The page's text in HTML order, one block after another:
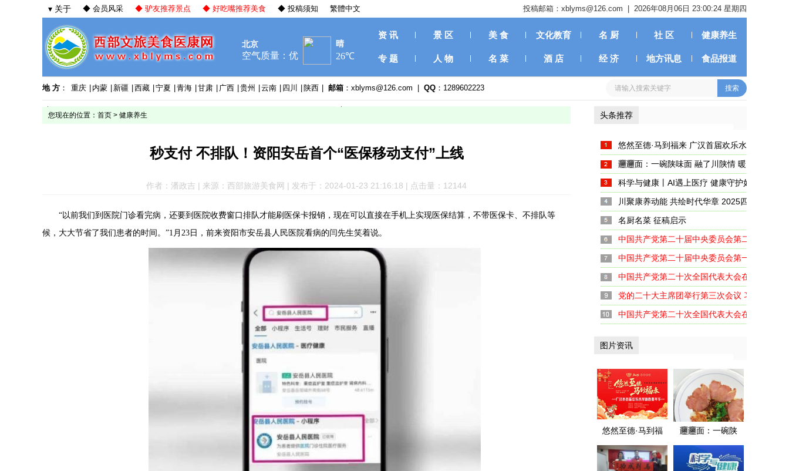
▾ 关于 ◆ 会员风采 ◆ 驴友推荐景点 ◆ 好吃嘴推荐美食 ◆ 投稿须知 繁體中文 投稿邮箱：xblyms@126.com | 2026年08月06日 23:00:25 星期四
资 讯 景 区 美 食 文化教育 名 厨 社 区 健康养生
专 题 人 物 名 菜 酒 店 经 济 地方讯息 食品报道
地 方 ： 重庆 内蒙 新疆 西藏 宁夏 青海 甘肃 广西 贵州 云南 四川 陕西 邮箱 ：xblyms@126.com | QQ ：1289602223
头条推荐
悠然至德·马到福来 广汉首届欢乐水岸新春嘉
启幕
𰻞𰻞面：一碗陕味面 融了川陕情 暖了天府胃
科学与健康丨AI遇上医疗 健康守护如何注入新
川聚康养动能 共绘时代华章 2025四川养生产
大启幕名厨名菜 征稿启示
中国共产党第二十届中央委员会第二次全体会
中国共产党第二十届中央委员会第一次全体会
中国共产党第二十次全国代表大会在京闭幕
党的二十大主席团举行第三次会议 习近平主持
中国共产党第二十次全国代表大会在京开幕
图片资讯
悠然至德·马到福
来 广汉首届欢乐
水岸新春嘉年华
𰻞𰻞面：一碗陕
味面 融了川陕情
暖了天府胃
您现在的位置： 首页 > 健康养生
秒支付 不排队！资阳安岳首个“医保移动支付”上线
作者：潘政吉 | 来源：西部旅游美食网 | 发布于：2024-01-23 21:16:18 | 点击量：12144
“以前我们到 医院门诊看完病，还要到 医院收费窗口排队才能刷医保卡报销，现在可以直接在手机上实现医保结算，不带医保卡、不排队等
候，大大节省了我们患者的时间。 ”1月23日，前来资阳市安岳县人民医院看病的闫先生笑着说。